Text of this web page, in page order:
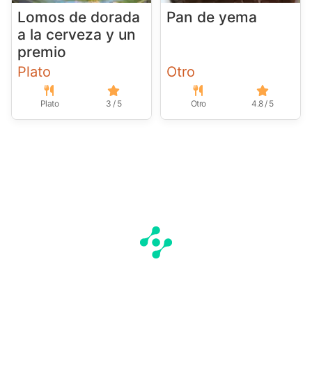
Lomos de dorada
a la cerveza y un
premio
Plato
Plato 3 / 5
Pan de yema
Otro
Otro 4.8 / 5